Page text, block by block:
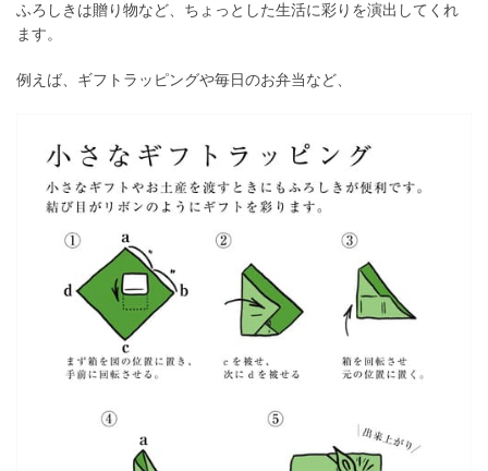
ふろしきは贈り物など、ちょっとした生活に彩りを演出してくれ
ます。
例えば、ギフトラッピングや毎日のお弁当など、